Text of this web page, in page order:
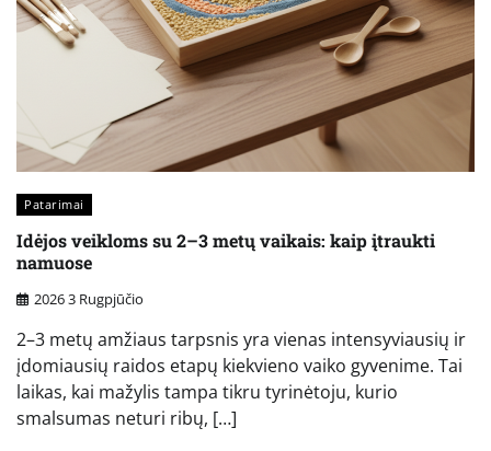
Patarimai
Idėjos veikloms su 2–3 metų vaikais: kaip įtraukti
namuose
2026 3 Rugpjūčio
2–3 metų amžiaus tarpsnis yra vienas intensyviausių ir
įdomiausių raidos etapų kiekvieno vaiko gyvenime. Tai
laikas, kai mažylis tampa tikru tyrinėtoju, kurio
smalsumas neturi ribų, […]